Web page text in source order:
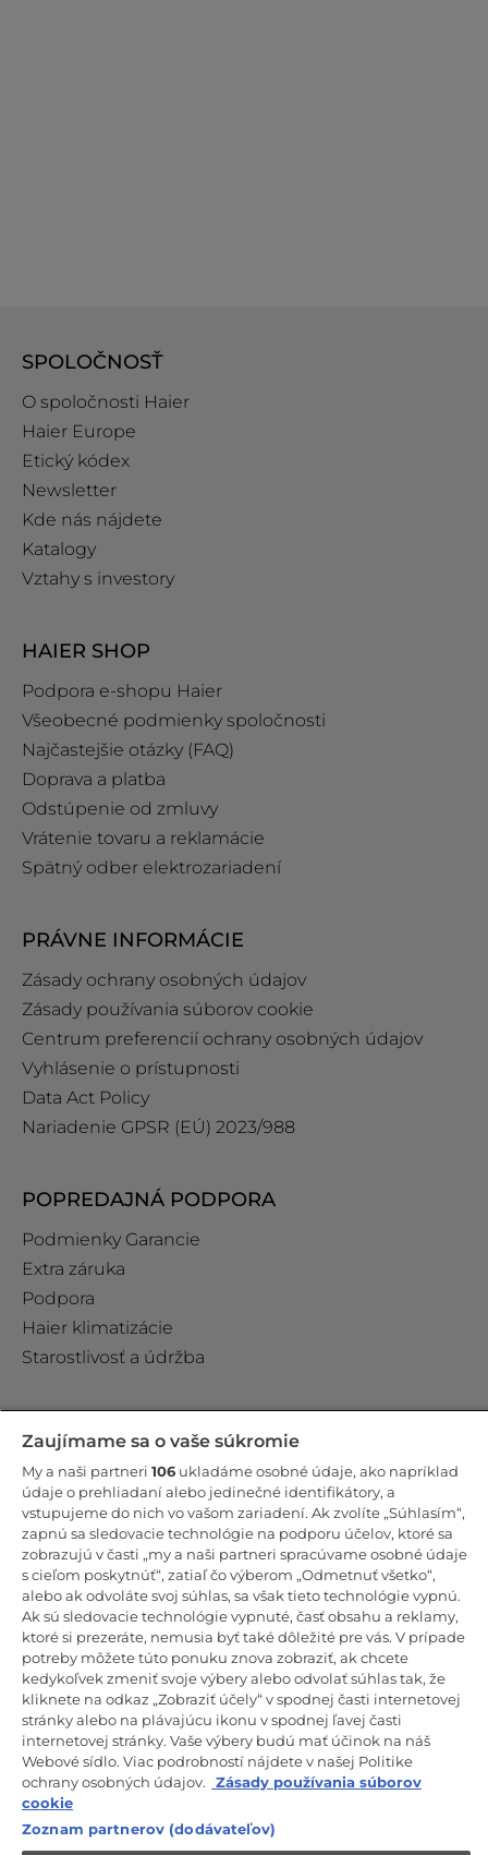
SPOLOČNOSŤ
O spoločnosti Haier
Haier Europe
Etický kódex
Newsletter
Kde nás nájdete
Katalogy
Vztahy s investory
HAIER SHOP
Podpora e‑shopu Haier
Všeobecné podmienky spoločnosti
Najčastejšie otázky (FAQ)
Doprava a platba
Odstúpenie od zmluvy
Vrátenie tovaru a reklamácie
Spätný odber elektrozariadení
PRÁVNE INFORMÁCIE
Zásady ochrany osobných údajov
Zásady používania súborov cookie
Centrum preferencií ochrany osobných údajov
Vyhlásenie o prístupnosti
Data Act Policy
Nariadenie GPSR (EÚ) 2023/988
POPREDAJNÁ PODPORA
Podmienky Garancie
Extra záruka
Podpora
Haier klimatizácie
Starostlivosť a údržba
Zostaňte v kontakte!
Odoberajte náš newsletter
CANDY HOOVER GROUP S.r.I. – Jednoosobová spol. s r.o. –
PRÁVNE SÍDLO SPOLOČNOSTI: Via Comolli, 57 – 20861 Brugherio
(MB) – Taliansko – ADMINISTRATÍVNE SÍDLA: Via Privata Eden
Fumagalli snc – 20861 Brugherio (MB) a Via Trento č. 20/A-22 –
20871 Vimercate (MB) – Taliansko – Tel.: +39.039.2086.1 – Fax:
+39.039.2086.237 – Základné imanie 35 000 000,00 € plne splatené
– Daňové identifikačné číslo a číslo zápisu v obchodnom registri
Miláno-Monza-Brianza-Lodi 04666310158 – DIČ 00786860965 –
Identifikačné číslo obchodnej jednotky: MB-1033934 – Oprávnenie IT
AEOF 211870 – Činnosť spoločnosti riadi a koordinuje spoločnosť
Candy S.p.A.
SK / Slovensko
Zaujímame sa o vaše súkromie
My a naši partneri 106 ukladáme osobné údaje, ako napríklad
údaje o prehliadaní alebo jedinečné identifikátory, a
vstupujeme do nich vo vašom zariadení. Ak zvolíte „Súhlasím“,
zapnú sa sledovacie technológie na podporu účelov, ktoré sa
zobrazujú v časti „my a naši partneri spracúvame osobné údaje
s cieľom poskytnúť“, zatiaľ čo výberom „Odmetnuť všetko“,
alebo ak odvoláte svoj súhlas, sa však tieto technológie vypnú.
Ak sú sledovacie technológie vypnuté, časť obsahu a reklamy,
ktoré si prezeráte, nemusia byť také dôležité pre vás. V prípade
potreby môžete túto ponuku znova zobraziť, ak chcete
kedykoľvek zmeniť svoje výbery alebo odvolať súhlas tak, že
kliknete na odkaz „Zobraziť účely“ v spodnej časti internetovej
stránky alebo na plávajúcu ikonu v spodnej ľavej časti
internetovej stránky. Vaše výbery budú mať účinok na náš
Webové sídlo. Viac podrobností nájdete v našej Politike
ochrany osobných údajov.
Zásady používania súborov
cookie
Zoznam partnerov (dodávateľov)